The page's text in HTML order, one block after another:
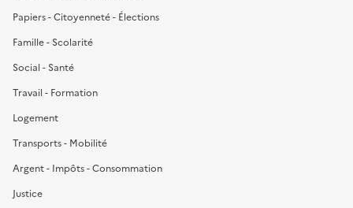
Papiers - Citoyenneté - Élections
Famille - Scolarité
Social - Santé
Travail - Formation
Logement
Transports - Mobilité
Argent - Impôts - Consommation
Justice